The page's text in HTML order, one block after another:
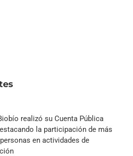
realizó su Cuenta Pública
la participación de más
en actividades de